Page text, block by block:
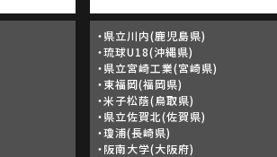
・県立川内(鹿児島県)
・琉球U18(沖縄県)
・県立宮崎工業(宮崎県)
・東福岡(福岡県)
・米子松蔭(鳥取県)
・県立佐賀北(佐賀県)
・瓊浦(長崎県)
・阪南大学(大阪府)